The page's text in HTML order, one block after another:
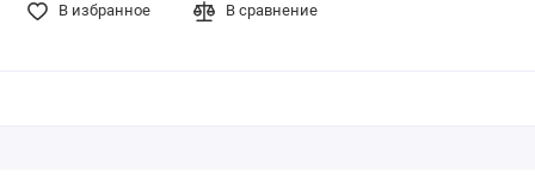
В избранное В сравнение